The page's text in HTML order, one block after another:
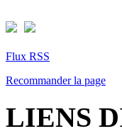
Flux RSS
Recommander la page
LIENS